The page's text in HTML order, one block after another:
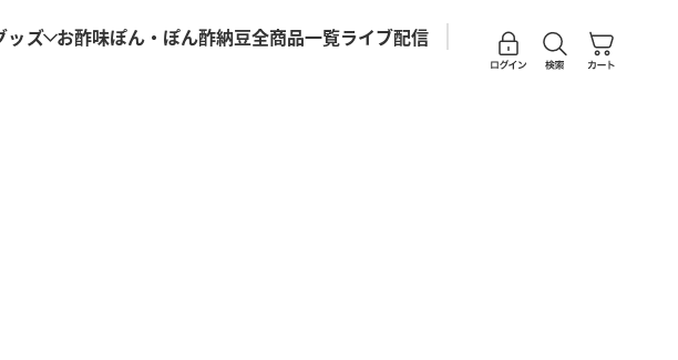
ッズ お酢味ぽん・ぽん酢納豆全商品一覧ライブ配信
アカウントページに移
検索を開くカートを開